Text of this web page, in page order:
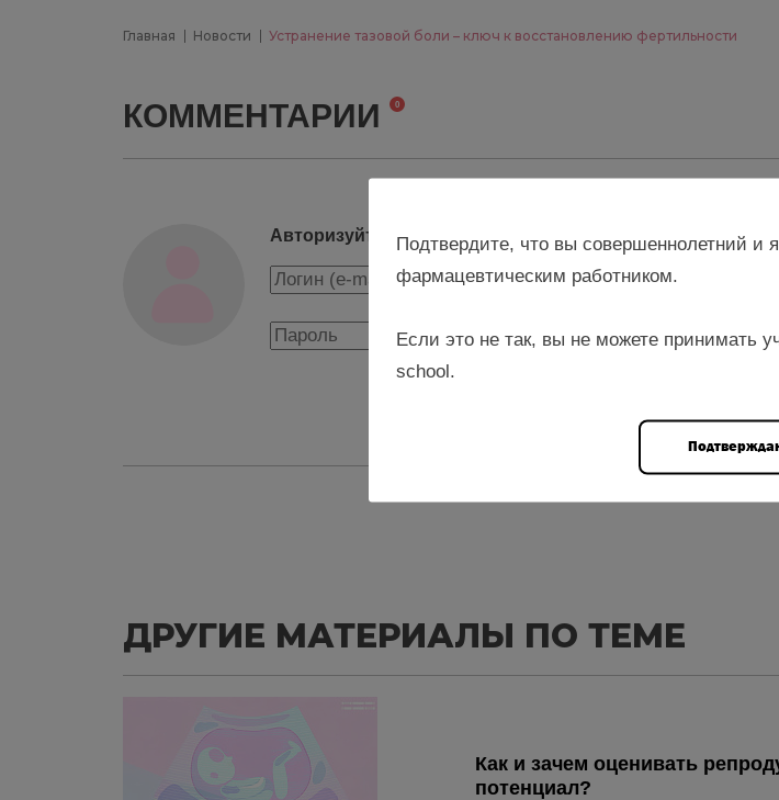
Главная Новости Устранение тазовой боли – ключ к восстановлению фертильности
КОММЕНТАРИИ 0
Авторизуйтесь, чтобы оставить комментарий
ДРУГИЕ МАТЕРИАЛЫ ПО ТЕМЕ
Как и зачем оценивать
потенциал?
Подтвердите, что вы совершеннолетний и
фармацевтическим работником.
Если это не так, вы не можете принимать
school.